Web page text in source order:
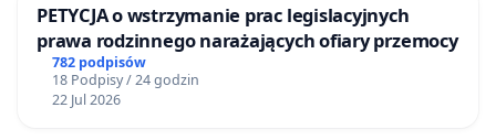
PETYCJA o wstrzymanie prac legislacyjnych
prawa rodzinnego narażających ofiary przemocy
782 podpisów
18 Podpisy / 24 godzin
22 Jul 2026